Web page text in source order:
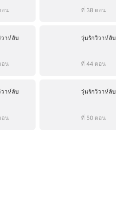
อน ที่ 38 ตอน
าห์ลับ
อน
วุ่นรักวิวาห์ลับ
ที่ 44 ตอน
าห์ลับ
อน
วุ่นรักวิวาห์ลับ
ที่ 50 ตอน